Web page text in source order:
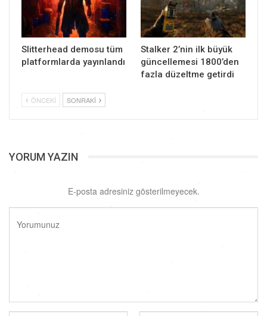
Slitterhead demosu tüm
platformlarda yayınlandı
Stalker 2’nin ilk büyük
güncellemesi 1800’den
fazla düzeltme getirdi
ÖNCEKI SONRAKI
YORUM YAZIN
E-posta adresiniz gösterilmeyecek.